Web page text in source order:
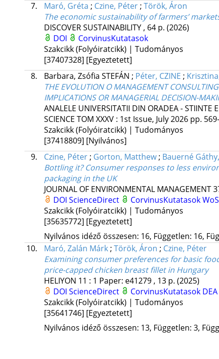
7.
Maró, Gréta ; Czine, Péter; Török, Áron
The economic sustainability of farmers’
DISCOVER SUSTAINABILITY, 64 p. (2026)
DOI
CorvinusKutatasok
Szakcikk (Folyóiratcikk) | Tudományos
[37407328] [Egyeztetett]
8.
Barbara, Zsófia STEFÁN ; Péter, CZINE ;
THE EVOLUTION O MANAGEMENT
IMPLICATIONS OR MANAGERIAL DECISION-
ANALELE UNIVERSITATII DIN ORADEA - STIINTE
SCIENCE TOM XXXV: 1st Issue, July 2026 pp.
Szakcikk (Folyóiratcikk) | Tudományos
[37418809] [Nyilvános]
9.
Czine, Péter; Gorton, Matthew; Bauerné
Bottling it? Consumer responses to less
packaging in the UK
JOURNAL OF ENVIRONMENTAL MANAGEMENT
DOI ScienceDirect CorvinusKutatasok
Szakcikk (Folyóiratcikk) | Tudományos
[35635772] [Egyeztetett]
Nyilvános idéző összesen: 16, Független: 16,
10.
Maró, Zalán Márk; Török, Áron ; Czine, Péter
Examining consumer preferences for basic
price-capped chicken breast fillet in Hungary
HELIYON 11 : 1 Paper: e41279 , 13 p. (2025)
DOI ScienceDirect CorvinusKutatasok DEA
Szakcikk (Folyóiratcikk) | Tudományos
[35641746] [Egyeztetett]
Nyilvános idéző összesen: 13, Független: 3,